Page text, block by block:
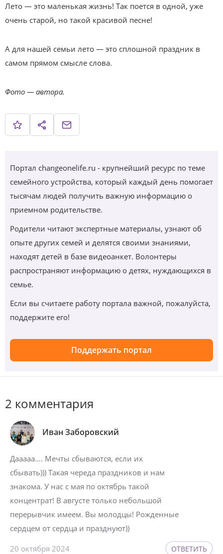
Лето — это маленькая жизнь! Так поется в одной, уже
очень старой, но такой красивой песне!
А для нашей семьи лето — это сплошной праздник в
самом прямом смысле слова.
Фото — автора.
Портал changeonelife.ru - крупнейший ресурс по теме
семейного устройства, который каждый день помогает
тысячам людей получить важную информацию о
приемном родительстве.
Родители читают экспертные материалы, узнают об
опыте других семей и делятся своими знаниями,
находят детей в базе видеоанкет. Волонтеры
распространяют информацию о детях, нуждающихся в
семье.
Если вы считаете работу портала важной, пожалуйста,
поддержите его!
Поддержать портал
2 комментария
Иван Заборовский
Дааааа…. Мечты сбываются, если их
сбывать))) Такая череда праздников и нам
знакома. У нас с мая по октябрь такой
концентрат! В августе только небольшой
перерывчик имеем. Вы молодцы! Рожденные
сердцем от сердца и празднуют))
20 октября 2024 ОТВЕТИТЬ